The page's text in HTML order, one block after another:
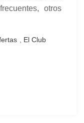
otros
El Club